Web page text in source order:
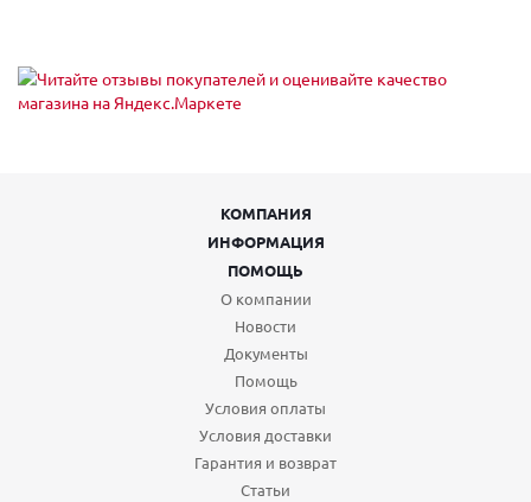
КОМПАНИЯ
ИНФОРМАЦИЯ
ПОМОЩЬ
О компании
Новости
Документы
Помощь
Условия оплаты
Условия доставки
Гарантия и возврат
Статьи